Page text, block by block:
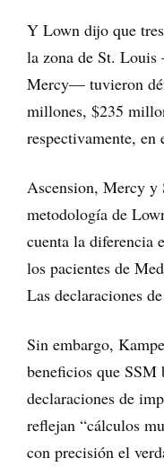
Y Lown dijo que
la zona de St.
Mercy— tuvieron
millones, $235
respectivamente, en
Ascension, Mercy y
metodología de
cuenta la diferencia
los pacientes de
Las declaraciones
Sin embargo,
beneficios que SSM
declaraciones de
reflejan “cálculos
con precisión el